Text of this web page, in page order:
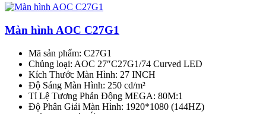
Màn hình AOC C27G1
Mã sản phẩm: C27G1
Chủng loại: AOC 27″C27G1/74 Curved LED
Kích Thước Màn Hình: 27 INCH
Độ Sáng Màn Hình: 250 cd/m²
Tỉ Lệ Tương Phản Động MEGA: 80M:1
Độ Phân Giải Màn Hình: 1920*1080 (144HZ)